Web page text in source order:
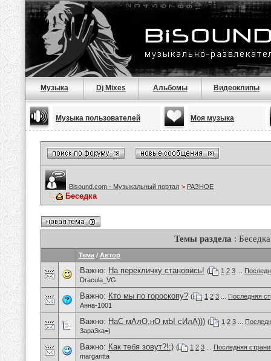
Музыка Dj Mixes Альбомы Видеоклипы
Музыка пользователей Моя музыка
Bisound.com - Музыкальный портал > РАЗНОЕ
Беседка
Темы раздела : Беседка
Тема / Автор
Важно: На перекличку становись! ( 1 2 3
Dracula_VG
Важно: Кто мы по гороскопу? ( 1 2 3
Последняя
Анна-1001
Важно: НаС мАлО,нО мЫ сИлА))) ( 1 2 3
3ара3ка=)
Важно: Как тебя зовут?!:) ( 1 2 3
Последняя
margaritta